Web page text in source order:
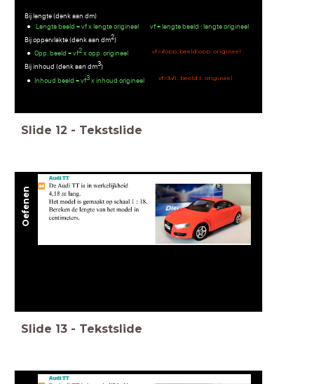
Bij lengte (denk aan dm)
Lengte beeld = vf x lengte origineel vf = lengte beeld : lengte origineel
Bij oppervlakte (denk aan dm2)
Opp. beeld = vf2x opp. origineel
Bij inhoud (denk aan dm3)
Inhoud beeld = vf3x inhoud origineel
vf=√opp. beeld:opp. origi neel
vf=3√I beeld:I origi neel
Slide 12 - Tekstslide
Oefenen
Slide 13 - Tekstslide